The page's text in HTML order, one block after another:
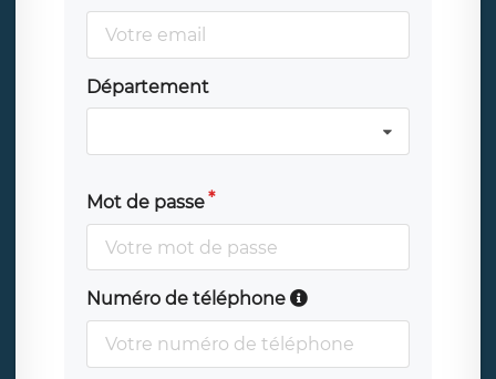
Département
Mot de passe
Numéro de téléphone